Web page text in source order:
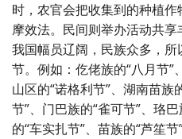
时，农官会把收集到的种植
摩效法。民间则举办活动共享
我国幅员辽阔，民族众多，
节。例如：仡佬族的“八月节”
山区的“诺格利节”、湖南苗族
节”、门巴族的“雀可节”、珞
的“车实扎节”、苗族的“芦笙